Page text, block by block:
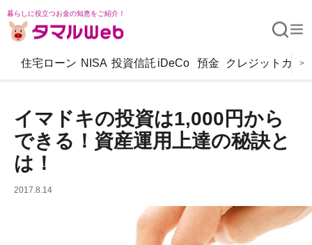
暮らしに役立つお金の知恵をご紹介！
住宅ローン NISA 投資信託 iDeCo 預金 クレジットカー
>
イマドキの投資は1,000円から
できる！資産運用上達の秘訣と
は！
2017.8.14